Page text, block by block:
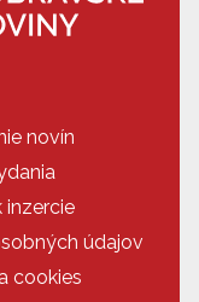
novín
inzercie
údajov
cookies